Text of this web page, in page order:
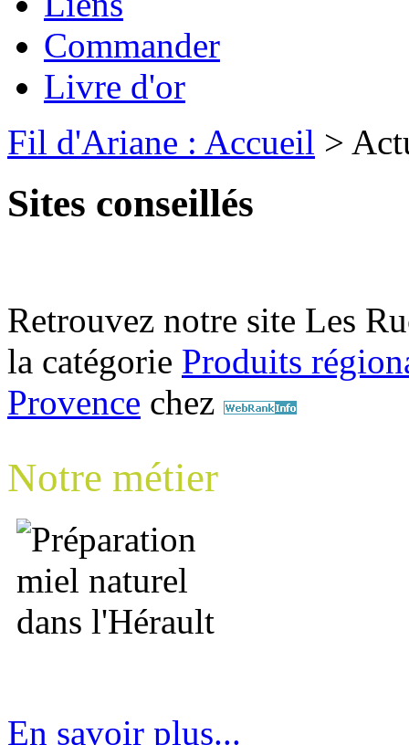
Commander
Livre d'or
Fil d'Ariane : Accueil >
Sites conseillés
Retrouvez notre site Les
la catégorie Produits
Provence chez
Notre métier
En savoir plus...